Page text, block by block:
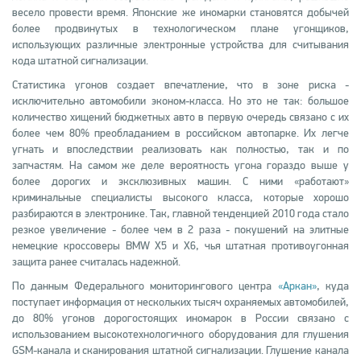
весело провести время. Японские же иномарки становятся добычей
более продвинутых в технологическом плане угонщиков,
использующих различные электронные устройства для считывания
кода штатной сигнализации.
Статистика угонов создает впечатление, что в зоне риска -
исключительно автомобили эконом-класса. Но это не так: большое
количество хищений бюджетных авто в первую очередь связано с их
более чем 80% преобладанием в российском автопарке. Их легче
угнать и впоследствии реализовать как полностью, так и по
запчастям. На самом же деле вероятность угона гораздо выше у
более дорогих и эксклюзивных машин. С ними «работают»
криминальные специалисты высокого класса, которые хорошо
разбираются в электронике. Так, главной тенденцией 2010 года стало
резкое увеличение - более чем в 2 раза - покушений на элитные
немецкие кроссоверы BMW X5 и X6, чья штатная противоугонная
защита ранее считалась надежной.
По данным Федерального мониторингового центра «Аркан», куда
поступает информация от нескольких тысяч охраняемых автомобилей,
до 80% угонов дорогостоящих иномарок в России связано с
использованием высокотехнологичного оборудования для глушения
GSM-канала и сканирования штатной сигнализации. Глушение канала